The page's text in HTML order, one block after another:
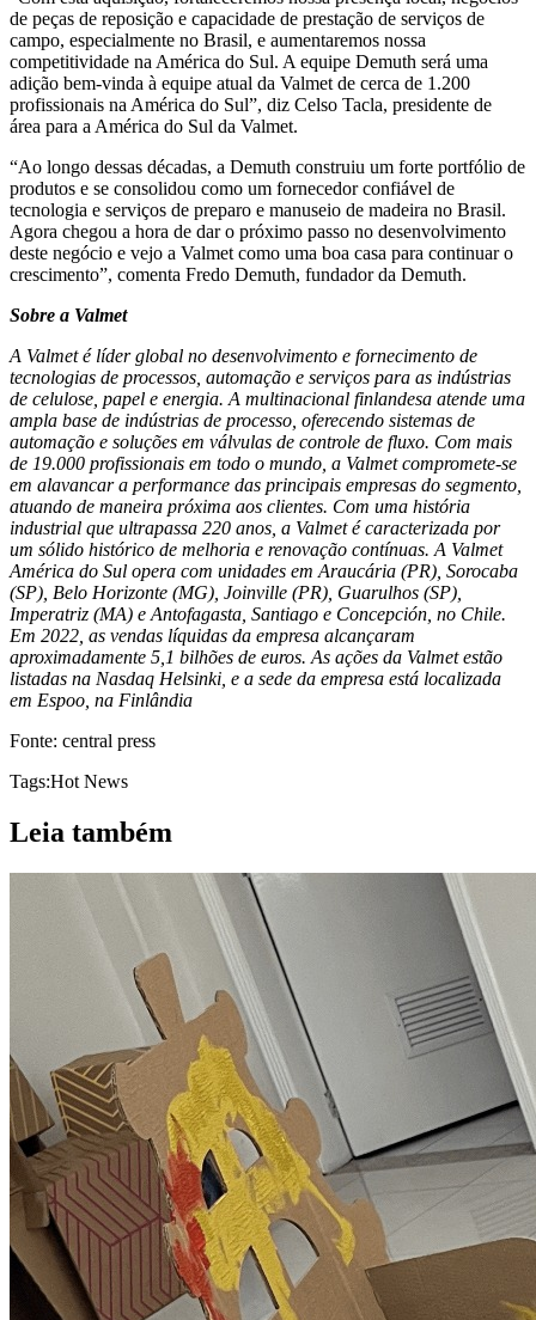
de peças de reposição e capacidade de prestação de serviços de
campo, especialmente no Brasil, e aumentaremos nossa
competitividade na América do Sul. A equipe Demuth será uma
adição bem-vinda à equipe atual da Valmet de cerca de 1.200
profissionais na América do Sul”, diz Celso Tacla, presidente de
área para a América do Sul da Valmet.
“Ao longo dessas décadas, a Demuth construiu um forte portfólio de
produtos e se consolidou como um fornecedor confiável de
tecnologia e serviços de preparo e manuseio de madeira no Brasil.
Agora chegou a hora de dar o próximo passo no desenvolvimento
deste negócio e vejo a Valmet como uma boa casa para continuar o
crescimento”, comenta Fredo Demuth, fundador da Demuth.
Sobre a Valmet
A Valmet é líder global no desenvolvimento e fornecimento de
tecnologias de processos, automação e serviços para as indústrias
de celulose, papel e energia. A multinacional finlandesa atende uma
ampla base de indústrias de processo, oferecendo sistemas de
automação e soluções em válvulas de controle de fluxo. Com mais
de 19.000 profissionais em todo o mundo, a Valmet compromete-se
em alavancar a performance das principais empresas do segmento,
atuando de maneira próxima aos clientes. Com uma história
industrial que ultrapassa 220 anos, a Valmet é caracterizada por
um sólido histórico de melhoria e renovação contínuas. A Valmet
América do Sul opera com unidades em Araucária (PR), Sorocaba
(SP), Belo Horizonte (MG), Joinville (PR), Guarulhos (SP),
Imperatriz (MA) e Antofagasta, Santiago e Concepción, no Chile.
Em 2022, as vendas líquidas da empresa alcançaram
aproximadamente 5,1 bilhões de euros. As ações da Valmet estão
listadas na Nasdaq Helsinki, e a sede da empresa está localizada
em Espoo, na Finlândia
Fonte: central press
Tags:Hot News
Leia também